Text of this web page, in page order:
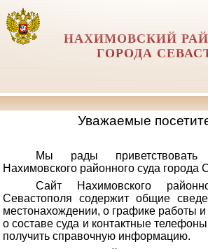
НАХИМОВСКИЙ
ГОРОДА
Уважаемые
Мы рады
Нахимовского районного суда города
Сайт Нахимовского
Севастополя содержит общие
местонахождении, о графике работы
о составе суда и контактные
получить справочную информацию.